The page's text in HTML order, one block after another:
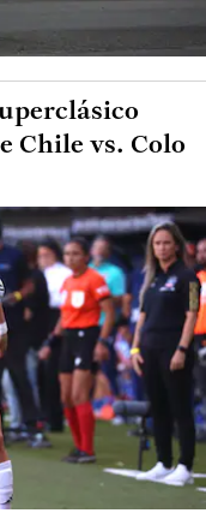
Chile vs. Colo